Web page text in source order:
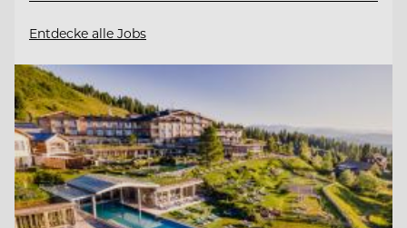
Entdecke alle Jobs